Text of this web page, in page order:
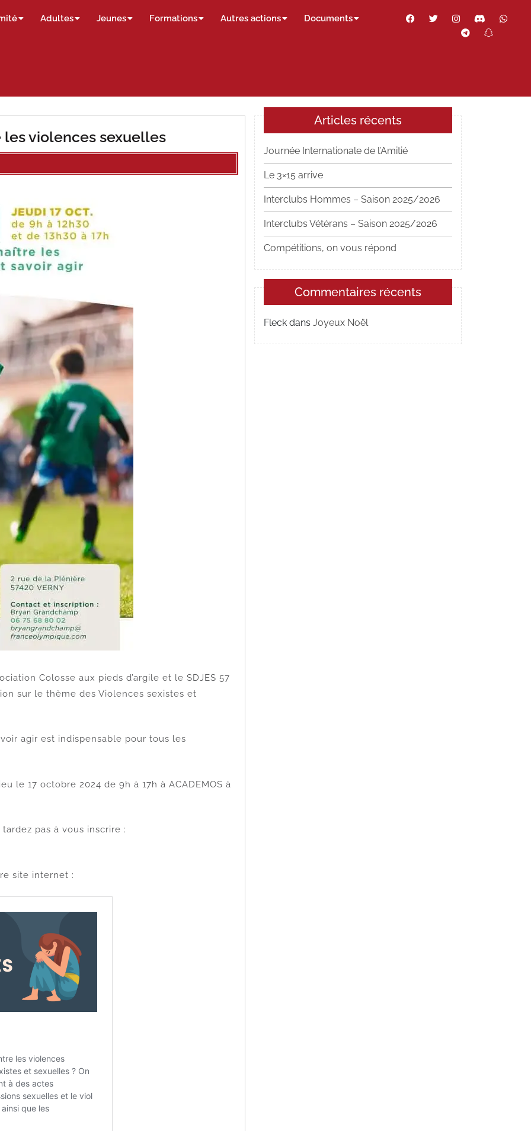
Adultes Jeunes Formations Autres actions Documents Facebook
Twitter InstagramDiscord
Telegram
violences sexuelles
Colosse aux pieds d’argile et le SDJES 57
sur le thème des Violences sexistes et
agir est indispensable pour tous les
le 17 octobre 2024 de 9h à 17h à ACADEMOS à
pas à vous inscrire :
site internet :
Articles récents
Journée Internationale de l’Amitié
Le 3×15 arrive
Interclubs Hommes – Saison 2025/2026
Interclubs Vétérans – Saison 2025/2026
Compétitions, on vous répond
Commentaires récents
Fleck dans Joyeux Noël